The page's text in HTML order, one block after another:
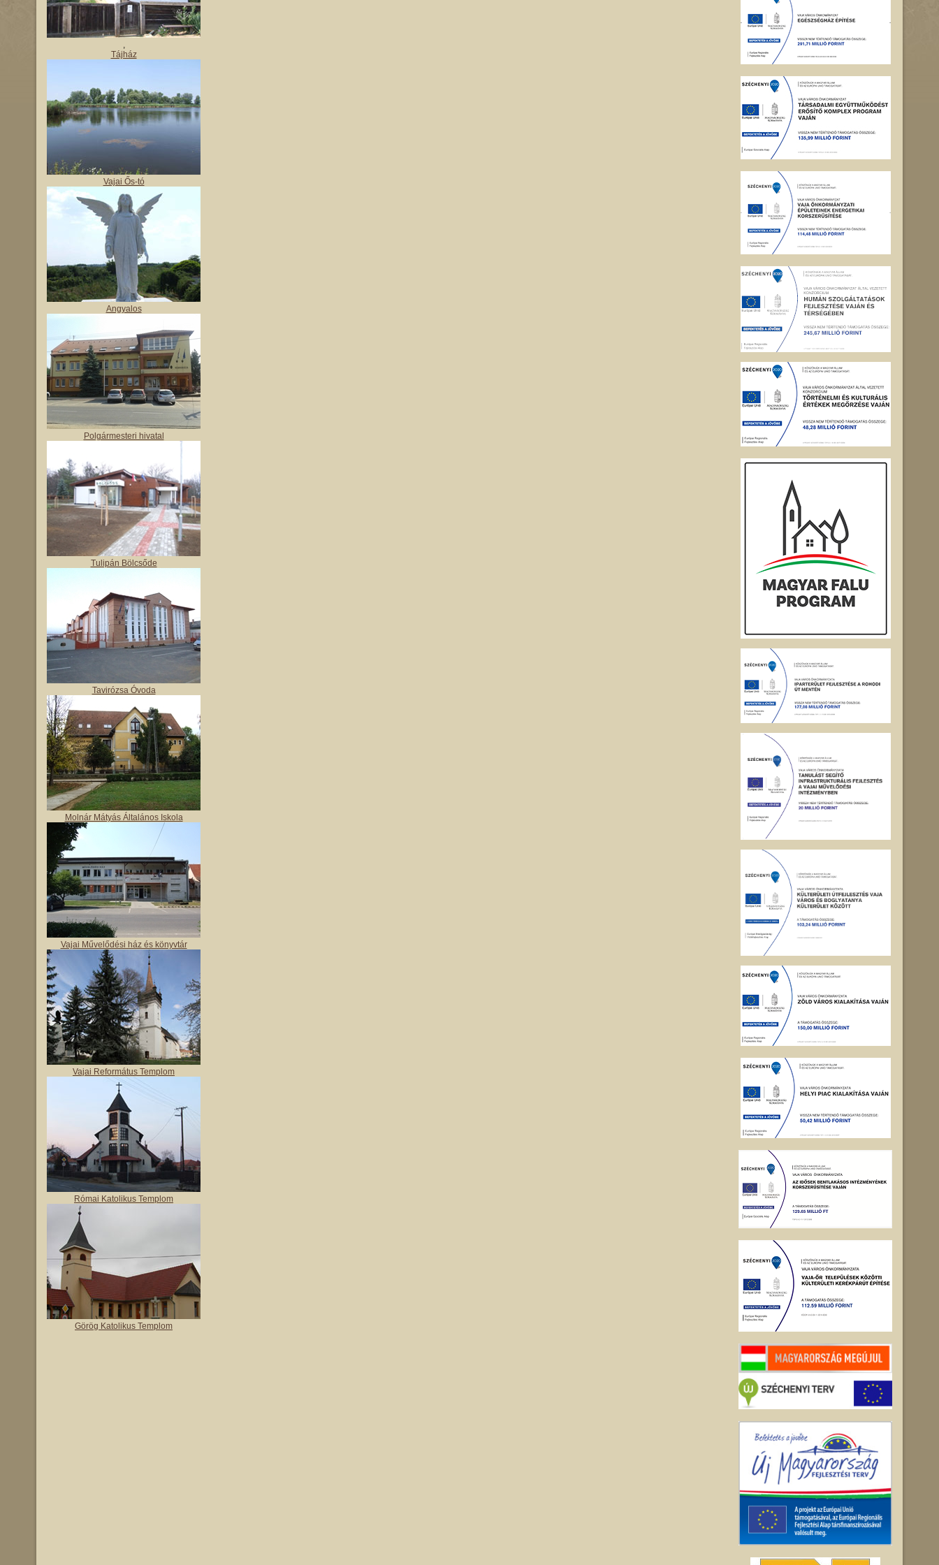
,
Tájház
Vajai Ős-tó
Angyalos
Polgármesteri hivatal
Tulipán Bölcsőde
Tavirózsa Óvoda
Molnár Mátyás Általános Iskola
Vajai Művelődési ház és könyvtár
Vajai Református Templom
Római Katolikus Templom
Görög Katolikus Templom